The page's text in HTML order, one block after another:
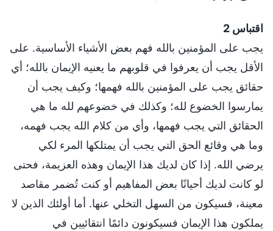
اقتباس 2
يجب على المؤمنين بالله فهم بعض الأشياء الأساسية. على
الأقل يجب أن يعرفوا في قلوبهم ما يعنيه الإيمان بالله؛ أي
حقائق يجب على المؤمنين بالله فهمها؛ وكيف يجب أن
يمارسوا الخضوع لله؛ وكذلك في خضوعهم لله ما هي
الحقائق التي يجب فهمها، وأي من كلام الله يجب فهمه،
وما هي وقائع الحق التي يجب أن يمتلكها المرء لكي
يرضي الله. إذا كان لديك هذا الإيمان وهذه العزيمة، فحتى
لو كانت لديك أحيانًا بعض المفاهيم أو كنت تُضمر مقاصد
معينة، فسيكون من السهل التخلي عنها. أما أولئك الذين لا
يملكون هذا الإيمان فسيكونون دائمًا انتقائيين في